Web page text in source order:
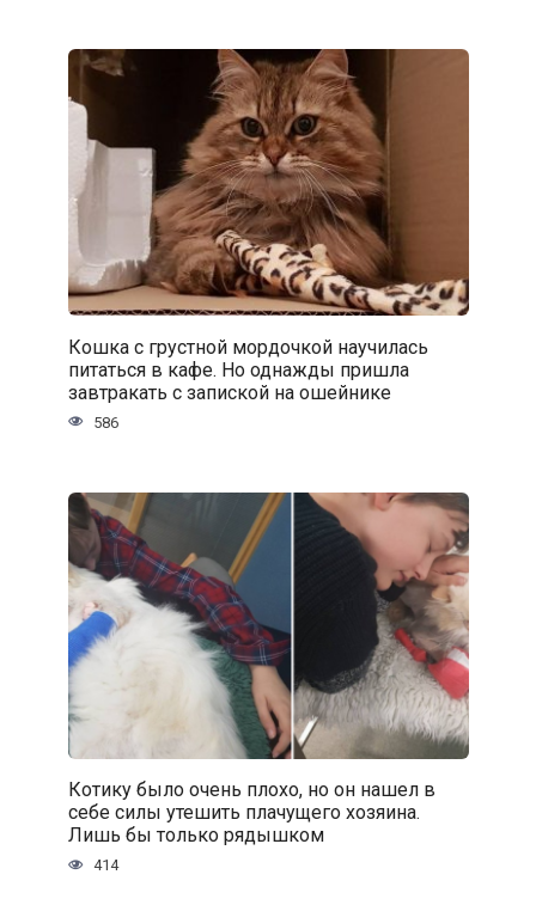
Кошка с грустной мордочкой научилась
питаться в кафе. Но однажды пришла
завтракать с запиской на ошейнике
586
Котику было очень плохо, но он нашел в
себе силы утешить плачущего хозяина.
Лишь бы только рядышком
414